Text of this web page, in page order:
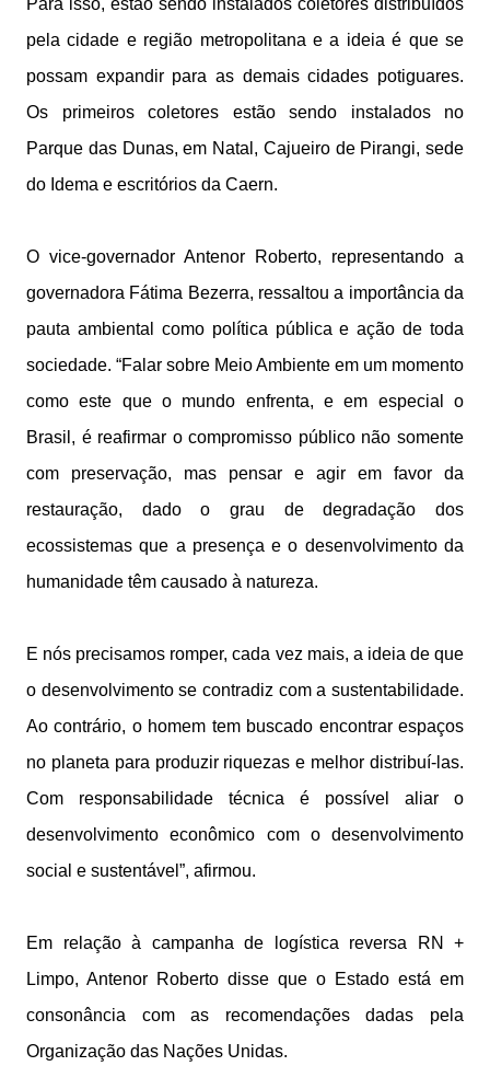
Para isso, estão sendo instalados coletores distribuídos
pela cidade e região metropolitana e a ideia é que se
possam expandir para as demais cidades potiguares.
Os primeiros coletores estão sendo instalados no
Parque das Dunas, em Natal, Cajueiro de Pirangi, sede
do Idema e escritórios da Caern.
O vice-governador Antenor Roberto, representando a
governadora Fátima Bezerra, ressaltou a importância da
pauta ambiental como política pública e ação de toda
sociedade. “Falar sobre Meio Ambiente em um momento
como este que o mundo enfrenta, e em especial o
Brasil, é reafirmar o compromisso público não somente
com preservação, mas pensar e agir em favor da
restauração, dado o grau de degradação dos
ecossistemas que a presença e o desenvolvimento da
humanidade têm causado à natureza.
E nós precisamos romper, cada vez mais, a ideia de que
o desenvolvimento se contradiz com a sustentabilidade.
Ao contrário, o homem tem buscado encontrar espaços
no planeta para produzir riquezas e melhor distribuí-las.
Com responsabilidade técnica é possível aliar o
desenvolvimento econômico com o desenvolvimento
social e sustentável”, afirmou.
Em relação à campanha de logística reversa RN +
Limpo, Antenor Roberto disse que o Estado está em
consonância com as recomendações dadas pela
Organização das Nações Unidas.